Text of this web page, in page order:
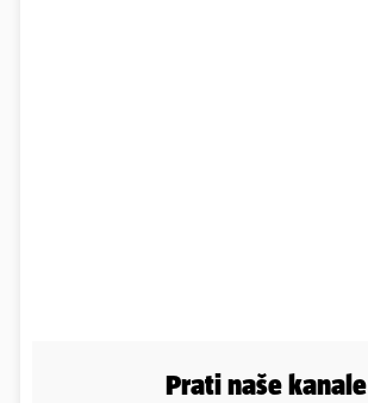
Prati naše kanale